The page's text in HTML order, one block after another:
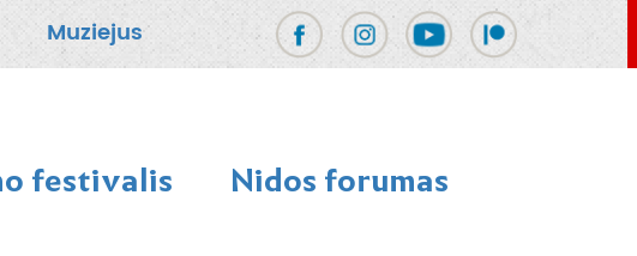
Muziejus
festivalis Nidos forumas